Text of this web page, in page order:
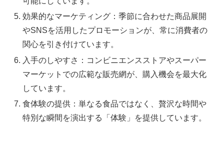
効果的なマーケティング：季節に合わせた商品展開
やSNSを活用したプロモーションが、常に消費者の
関心を引き付けています。
入手のしやすさ：コンビニエンスストアやスーパー
マーケットでの広範な販売網が、購入機会を最大化
しています。
食体験の提供：単なる食品ではなく、贅沢な時間や
特別な瞬間を演出する「体験」を提供しています。